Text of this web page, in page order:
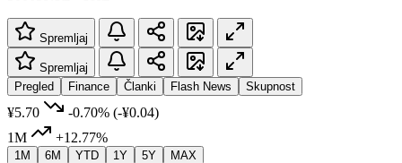
Spremljaj
Spremljaj
Pregled
Finance Članki Flash News Skupnost
¥5.70 -0.70% (-¥0.04)
1M
+12.77%
1M 6M YTD 1Y 5Y MAX